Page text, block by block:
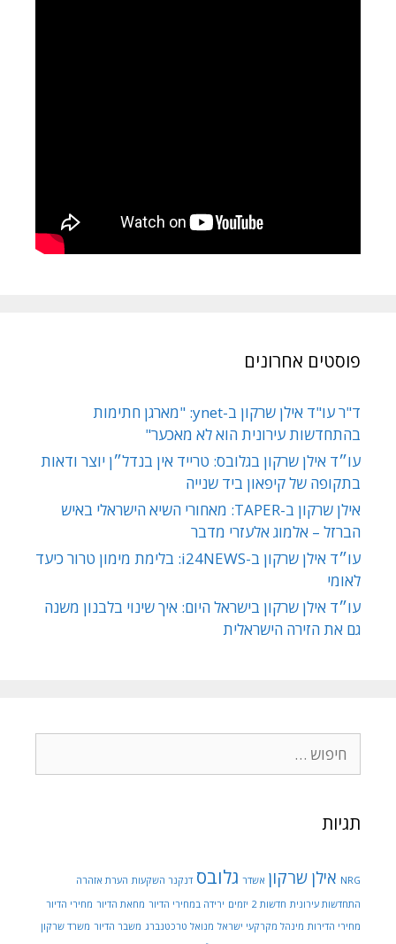
פוסטים אחרונים
ד"ר עו"ד אילן שרקון ב-ynet: "מארגן חתימות
בהתחדשות עירונית הוא לא מאכער"
עו״ד אילן שרקון בגלובס: טרייד אין בנדל״ן יוצר ודאות
בתקופה של קיפאון ביד שנייה
אילן שרקון ב-TAPER: מאחורי השיא הישראלי באיש
הברזל – אלמוג אלעזרי מדבר
עו״ד אילן שרקון ב-i24NEWS: בלימת מימון טרור כיעד
לאומי
עו״ד אילן שרקון בישראל היום: איך שינוי בלבנון משנה
גם את הזירה הישראלית
תגיות
NRG אילן שרקון אשדר גלובס דנקנר השקעות הערת אזהרה
התחדשות עירונית חדשות 2 יזמים ירידה במחירי הדיור מחאת הדיור מחירי הדיור
מחירי הדירות מינהל מקרקעי ישראל מנואל טרכטנברג משבר הדיור משרד שרקון